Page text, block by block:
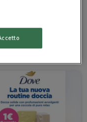
Acqua & Sapone